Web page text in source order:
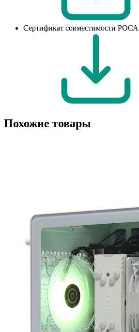
Сертификат совместимости РОСА
Похожие товары